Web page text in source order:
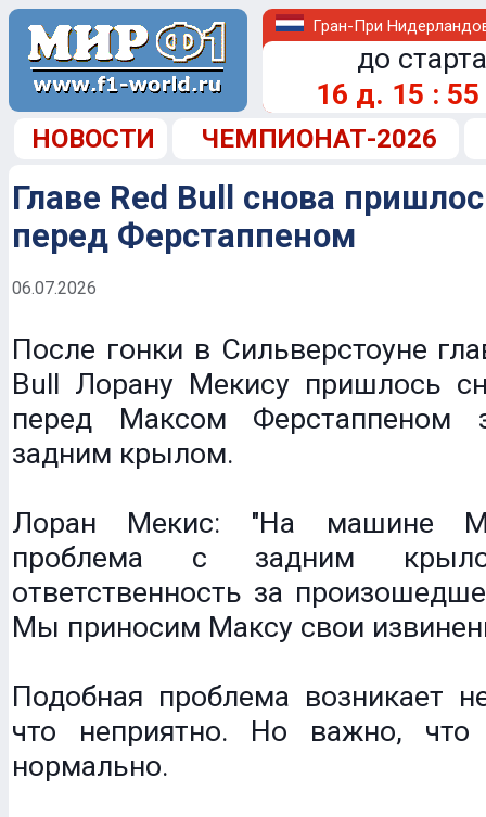
Гран-При
до
16 д. 15 : 55
НОВОСТИ ЧЕМПИОНАТ-2026
Главе Red Bull снова
перед Ферстаппеном
06.07.2026
После гонки в Сильверстоуне
Bull Лорану Мекису пришлось
перед Максом Ферстаппеном
задним крылом.
Лоран Мекис: "На машине
проблема с задним
ответственность за
Мы приносим Максу свои
Подобная проблема возникает
что неприятно. Но важно,
нормально.